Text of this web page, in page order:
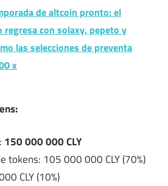
de altcoin pronto: el
regresa con solaxy, pepeto y
las selecciones de preventa
x
150 000 000 CLY
tokens: 105 000 000 CLY (70%)
CLY (10%)